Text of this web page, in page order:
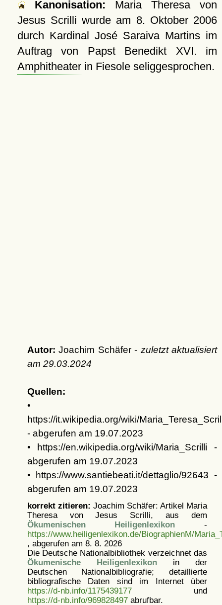
Kanonisation: Maria Theresa von
Jesus Scrilli wurde am 8. Oktober 2006
durch Kardinal José Saraiva Martins im
Auftrag von Papst Benedikt XVI. im
Amphitheaterin Fiesole seliggesprochen.
Autor: Joachim Schäfer - zuletzt aktualisiert
am 29.03.2024
Quellen:
•
https://it.wikipedia.org/wiki/
- abgerufen am 19.07.2023
• https://en.wikipedia.org/wiki/Maria_Scrilli -
abgerufen am 19.07.2023
• https://www.santiebeati.it/dettaglio/92643 -
abgerufen am 19.07.2023
korrekt zitieren: Joachim Schäfer: Artikel Maria
Theresa von Jesus Scrilli, aus dem
Ökumenischen Heiligenlexikon -
https://www.heiligenlexikon.de/BiographienM/
, abgerufen am 8. 8. 2026
Die Deutsche Nationalbibliothek verzeichnet das
Ökumenische Heiligenlexikonin der
Deutschen Nationalbibliografie; detaillierte
bibliografische Daten sind im Internet über
https://d-nb.info/1175439177und
https://d-nb.info/969828497abrufbar.